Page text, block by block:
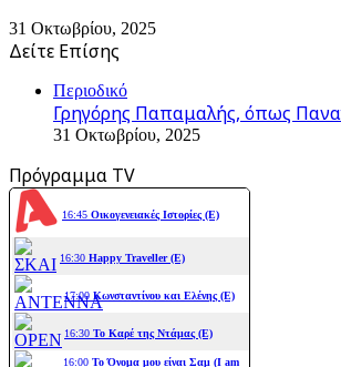
31 Οκτωβρίου, 2025
Δείτε Επίσης
Περιοδικό
Γρηγόρης Παπαμαλής, όπως
31 Οκτωβρίου, 2025
Πρόγραμμα TV